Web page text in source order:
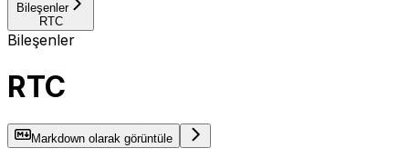
Bileşenler
RTC
Bileşenler
RTC
Markdown olarak görüntüle